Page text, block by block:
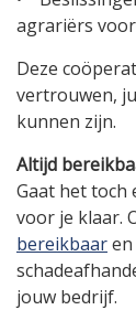
agrariërs
Deze
vertrouwen,
kunnen zijn.
Altijd
Gaat het toch
voor je klaar.
bereikbaar
jouw bedrijf.